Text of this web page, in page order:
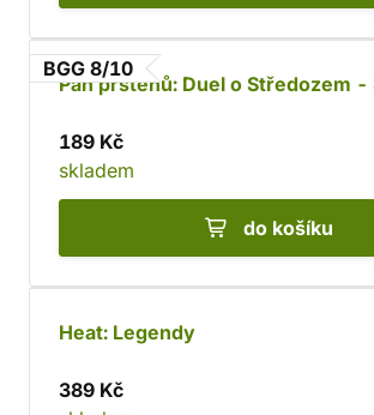
BGG 8/10
Pán prstenů: Duel o Středozem -
189 Kč
skladem
do košíku
Heat: Legendy
389 Kč